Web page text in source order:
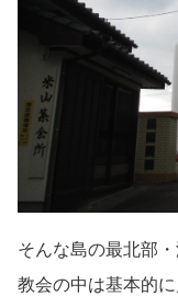
そんな島の最北部
教会の中は基本的